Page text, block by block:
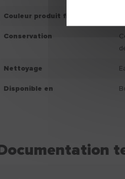
Couleur produit fini
Conservation
Nettoyage
Disponible en
Documentation